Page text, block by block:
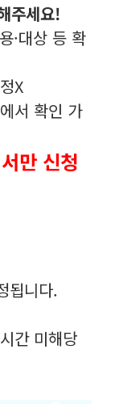
주세요!
·대상 등 확
X
서 확인 가
만 신청
됩니다.
간 미해당